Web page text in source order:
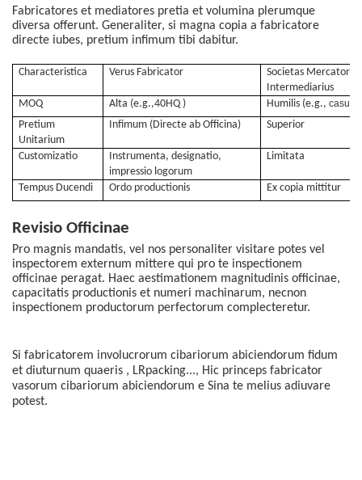
Fabricatores et mediatores pretia et volumina plerumque
diversa offerunt. Generaliter, si magna copia a fabricatore
directe iubes, pretium infimum tibi dabitur.
Characteristica Verus Fabricator
Societas Mercatoria
Intermediarius
MOQ
Alta (e.g.,40HQ ) Humilis (e.g., casus
Pretium
Unitarium
Infimum (Directe ab Officina) Superior
Customizatio
Instrumenta, designatio,
impressio logorum
Limitata
Tempus Ducendi Ordo productionis Ex copia mittitur
Revisio Officinae
Pro magnis mandatis, vel nos personaliter visitare potes vel
inspectorem externum mittere qui pro te inspectionem
officinae peragat. Haec aestimationem magnitudinis officinae,
capacitatis productionis et numeri machinarum, necnon
inspectionem productorum perfectorum complecteretur.
Si fabricatorem involucrorum cibariorum abiciendorum fidum
et diuturnum quaeris , LRpacking..., Hic princeps fabricator
vasorum cibariorum abiciendorum e Sina te melius adiuvare
potest.